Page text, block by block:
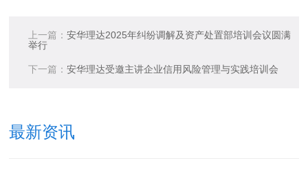
上一篇：安华理达2025年纠纷调解及资产处置部培训会议圆满
举行
下一篇：安华理达受邀主讲企业信用风险管理与实践培训会
最新资讯